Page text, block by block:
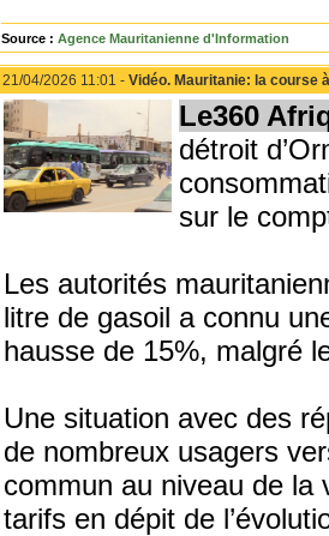
Source : Agence Mauritanienne d'Information
21/04/2026 11:01 - Vidéo. Mauritanie: la course
Le360
détroit
sur le
Les autorités
litre de gasoil a connu
hausse de 15%, malgré
Une situation avec des
de nombreux usagers
commun au niveau de la
tarifs en dépit de